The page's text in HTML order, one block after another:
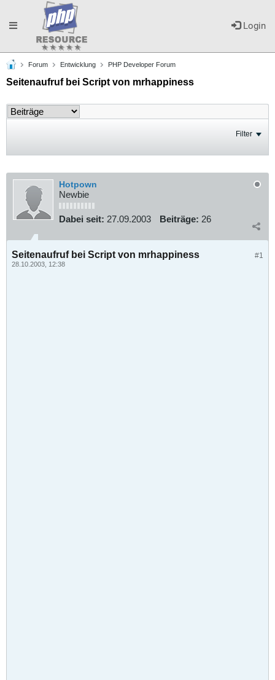
Login
Toggle
navigation
Forum Entwicklung PHP Developer Forum
Seitenaufruf bei Script von mrhappiness
Filter
Hotpown
Newbie
Dabei seit: 27.09.2003 Beiträge: 26
#1
Seitenaufruf bei Script von mrhappiness
28.10.2003, 12:38